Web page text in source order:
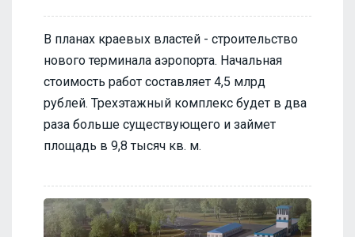
В планах краевых властей - строительство
нового терминала аэропорта. Начальная
стоимость работ составляет 4,5 млрд
рублей. Трехэтажный комплекс будет в два
раза больше существующего и займет
площадь в 9,8 тысяч кв. м.